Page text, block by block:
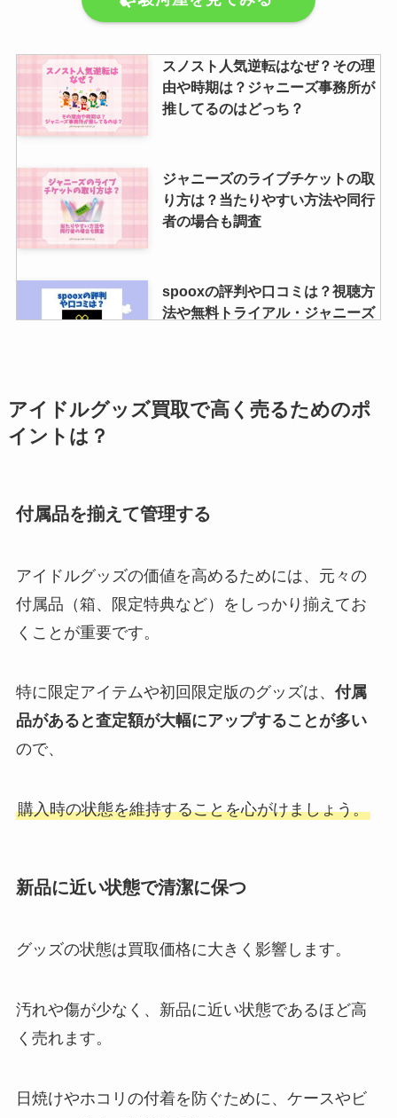
スノスト人気逆転はなぜ？その理
由や時期は？ジャニーズ事務所が
推してるのはどっち？
ジャニーズのライブチケットの取
り方は？当たりやすい方法や同行
者の場合も調査
spooxの評判や口コミは？視聴方
法や無料トライアル・ジャニーズ
ジャニーズグッズ買取はブックオ
ジャニーズライブの持ち物一覧！
ャニーズ館との比較やキャンセル
方法など調査！
についても解説！
スノーマンにそっくり？長男・次
アイドルグッズ買取で高く売るためのポ
イントは？
付属品を揃えて管理する
アイドルグッズの価値を高めるためには、元々の
付属品（箱、限定特典など）をしっかり揃えてお
くことが重要です。
特に限定アイテムや初回限定版のグッズは、付属
品があると査定額が大幅にアップすることが多い
ので、
購入時の状態を維持することを心がけましょう。
新品に近い状態で清潔に保つ
グッズの状態は買取価格に大きく影響します。
汚れや傷が少なく、新品に近い状態であるほど高
く売れます。
日焼けやホコリの付着を防ぐために、ケースやビ